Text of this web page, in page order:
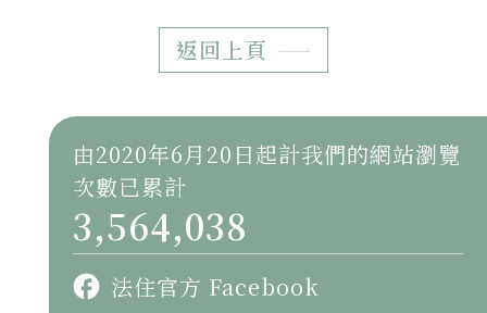
返回上頁
由2020年6月20日起計我們的網站瀏覽
次數已累計
3,564,038
法住官方 Facebook